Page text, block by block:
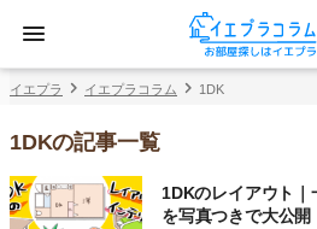
イエプラ イエプラコラム 1DK
1DKの記事一覧
1DKのレイアウト｜
を写真つきで大公開